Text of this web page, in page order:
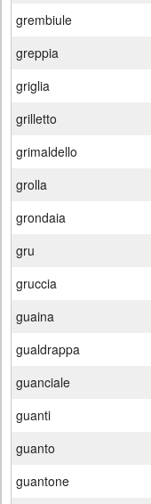
grembiule
greppia
griglia
grilletto
grimaldello
grolla
grondaia
gru
gruccia
guaina
gualdrappa
guanciale
guanti
guanto
guantone